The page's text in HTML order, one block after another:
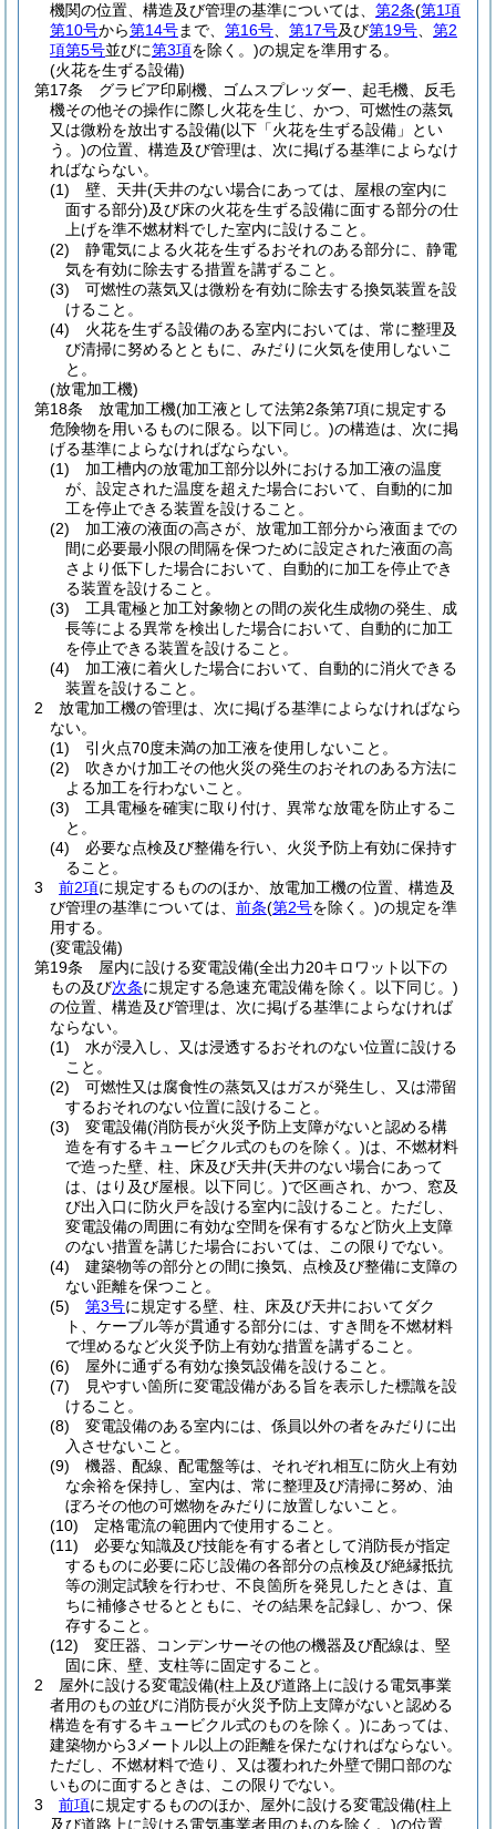
機関の位置、構造及び管理の基準については、 第2条(第1項
第10号から第14号まで、 第16号 第17号及び第19号
第2
項第5号並びに第3項を除く。)の規定を準用する。
(火花を生ずる設備)
第17条
グラビア印刷機、ゴムスプレッダー、起毛機、反毛
機その他その操作に際し火花を生じ、かつ、可燃性の蒸気
又は微粉を放出する設備(以下「火花を生ずる設備」とい
う。)の位置、構造及び管理は、次に掲げる基準によらなけ
ればならない。
(1)
壁、天井(天井のない場合にあっては、屋根の室内に
面する部分)及び床の火花を生ずる設備に面する部分の仕
上げを準不燃材料でした室内に設けること。
(2)
静電気による火花を生ずるおそれのある部分に、静電
気を有効に除去する措置を講ずること。
(3)
可燃性の蒸気又は微粉を有効に除去する換気装置を設
けること。
(4)
火花を生ずる設備のある室内においては、常に整理及
び清掃に努めるとともに、みだりに火気を使用しないこ
と。
(放電加工機)
第18条
放電加工機(加工液として法第2条第7項に規定する
危険物を用いるものに限る。以下同じ。)の構造は、次に掲
げる基準によらなければならない。
(1)
加工槽内の放電加工部分以外における加工液の温度
が、設定された温度を超えた場合において、自動的に加
工を停止できる装置を設けること。
(2)
加工液の液面の高さが、放電加工部分から液面までの
間に必要最小限の間隔を保つために設定された液面の高
さより低下した場合において、自動的に加工を停止でき
る装置を設けること。
(3)
工具電極と加工対象物との間の炭化生成物の発生、成
長等による異常を検出した場合において、自動的に加工
を停止できる装置を設けること。
(4)
加工液に着火した場合において、自動的に消火できる
装置を設けること。
2
放電加工機の管理は、次に掲げる基準によらなければなら
ない。
(1)
引火点70度未満の加工液を使用しないこと。
(2)
吹きかけ加工その他火災の発生のおそれのある方法に
よる加工を行わないこと。
(3)
工具電極を確実に取り付け、異常な放電を防止するこ
と。
(4)
必要な点検及び整備を行い、火災予防上有効に保持す
ること。
3
前2項に規定するもののほか、放電加工機の位置、構造及
び管理の基準については、 前条(第2号を除く。)の規定を準
用する。
(変電設備)
第19条
屋内に設ける変電設備(全出力20キロワット以下の
もの及び次条に規定する急速充電設備を除く。以下同じ。)
の位置、構造及び管理は、次に掲げる基準によらなければ
ならない。
(1)
水が浸入し、又は浸透するおそれのない位置に設ける
こと。
(2)
可燃性又は腐食性の蒸気又はガスが発生し、又は滞留
するおそれのない位置に設けること。
(3)
変電設備(消防長が火災予防上支障がないと認める構
造を有するキュービクル式のものを除く。)は、不燃材料
で造った壁、柱、床及び天井(天井のない場合にあって
は、はり及び屋根。以下同じ。)で区画され、かつ、窓及
び出入口に防火戸を設ける室内に設けること。 ただし、
変電設備の周囲に有効な空間を保有するなど防火上支障
のない措置を講じた場合においては、この限りでない。
(4)
建築物等の部分との間に換気、点検及び整備に支障の
ない距離を保つこと。
(5)
第3号に規定する壁、柱、床及び天井においてダク
ト、ケーブル等が貫通する部分には、すき間を不燃材料
で埋めるなど火災予防上有効な措置を講ずること。
(6)
屋外に通ずる有効な換気設備を設けること。
(7)
見やすい箇所に変電設備がある旨を表示した標識を設
けること。
(8)
変電設備のある室内には、係員以外の者をみだりに出
入させないこと。
(9)
機器、配線、配電盤等は、それぞれ相互に防火上有効
な余裕を保持し、室内は、常に整理及び清掃に努め、油
ぼろその他の可燃物をみだりに放置しないこと。
(10)
定格電流の範囲内で使用すること。
(11)
必要な知識及び技能を有する者として消防長が指定
するものに必要に応じ設備の各部分の点検及び絶縁抵抗
等の測定試験を行わせ、不良箇所を発見したときは、直
ちに補修させるとともに、その結果を記録し、かつ、保
存すること。
(12)
変圧器、コンデンサーその他の機器及び配線は、堅
固に床、壁、支柱等に固定すること。
2
屋外に設ける変電設備(柱上及び道路上に設ける電気事業
者用のもの並びに消防長が火災予防上支障がないと認める
構造を有するキュービクル式のものを除く。)にあっては、
建築物から3メートル以上の距離を保たなければならない。
ただし、不燃材料で造り、又は覆われた外壁で開口部のな
いものに面するときは、この限りでない。
3
前項に規定するもののほか、屋外に設ける変電設備(柱上
及び道路上に設ける電気事業者用のものを除く。)の位置、